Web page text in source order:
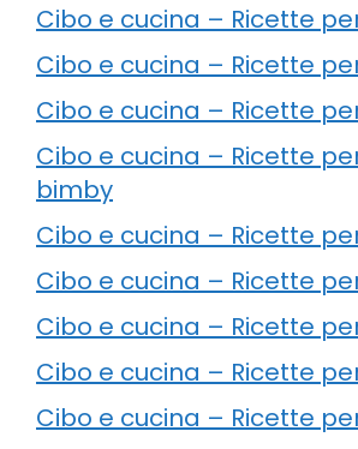
Cibo e cucina – Ricette
Cibo e cucina – Ricette
Cibo e cucina – Ricette
Cibo e cucina – Ricette
bimby
Cibo e cucina – Ricette
Cibo e cucina – Ricette
Cibo e cucina – Ricette
Cibo e cucina – Ricette
Cibo e cucina – Ricette